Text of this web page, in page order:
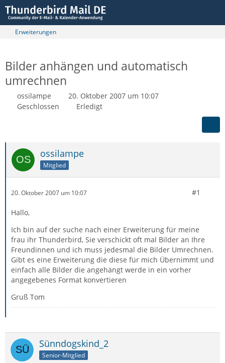
Erweiterungen
Bilder anhängen und automatisch
umrechnen
ossilampe
20. Oktober 2007 um 10:07
Geschlossen
Erledigt
ossilampe
Mitglied
20. Oktober 2007 um 10:07 #1
Hallo,
Ich bin auf der suche nach einer Erweiterung für meine
frau ihr Thunderbird, Sie verschickt oft mal Bilder an Ihre
Freundinnen und ich muss jedesmal die Bilder Umrechnen.
Gibt es eine Erweiterung die diese für mich Übernimmt und
einfach alle Bilder die angehängt werde in ein vorher
angegebenes Format konvertieren
Gruß Tom
Sünndogskind_2
Senior-Mitglied